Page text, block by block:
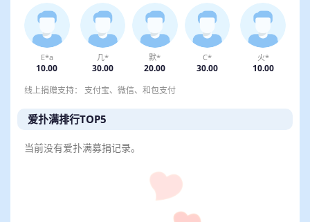
E*a
10.00
几*
30.00
默*
20.00
C*
30.00
火*
10.00
线上捐赠支持： 支付宝、微信、和包支付
爱扑满排行TOP5
当前没有爱扑满募捐记录。